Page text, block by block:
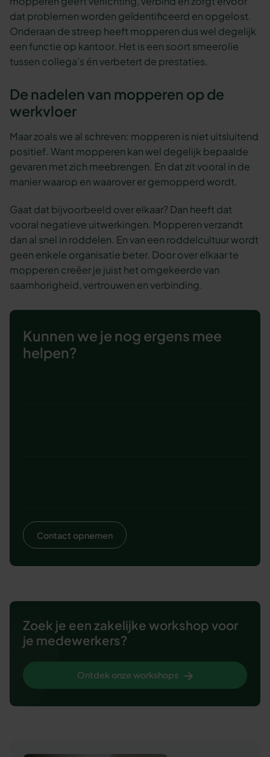
dat problemen worden geïdentificeerd en opgelost.
Onderaan de streep heeft mopperen dus wel degelijk
een functie op kantoor. Het is een soort smeerolie
tussen collega's én verbetert de prestaties.
De nadelen van mopperen op de
werkvloer
Maar zoals we al schreven: mopperen is niet uitsluitend
positief. Want mopperen kan wel degelijk bepaalde
gevaren met zich meebrengen. En dat zit vooral in de
manier waarop en waarover er gemopperd wordt.
Gaat dat bijvoorbeeld over elkaar? Dan heeft dat
vooral negatieve uitwerkingen. Mopperen verzandt
dan al snel in roddelen. En van een roddelcultuur wordt
geen enkele organisatie beter. Door over elkaar te
mopperen creëer je juist het omgekeerde van
saamhorigheid, vertrouwen en verbinding.
Kunnen we je nog ergens mee
helpen?
Contact opnemen
Zoek je een zakelijke workshop voor
je medewerkers?
Ontdek onze workshops